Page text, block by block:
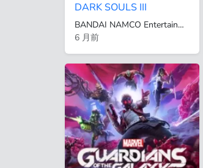
DARK SOULS III
BANDAI NAMCO Entertainment
6 月前